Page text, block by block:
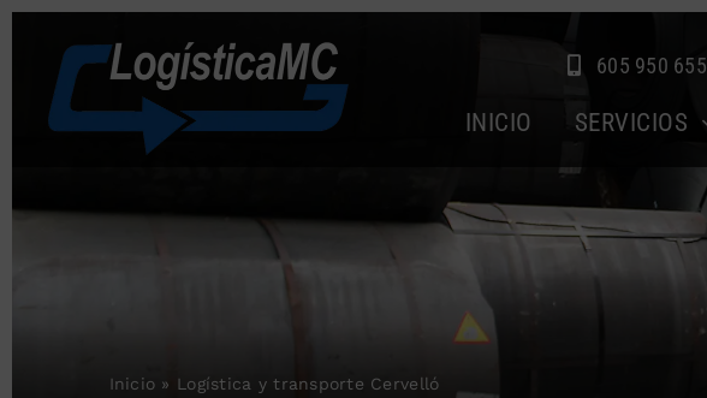
Saltar
contenido
605 950 655
INICIO SERVICIOS
Inicio » Logística y transporte Cervelló